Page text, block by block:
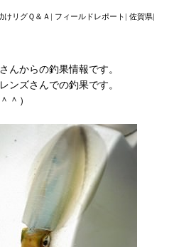
けリグＱ＆Ａ | フィールドレポート |佐賀県|
んからの釣果情報です。
ズさんでの釣果です。
＾）